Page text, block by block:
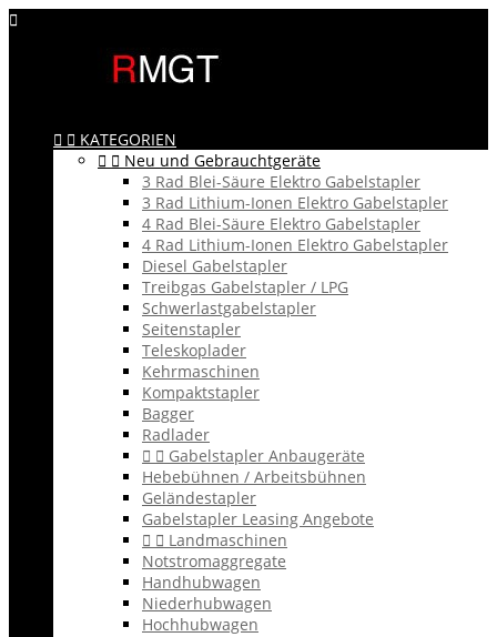

  KATEGORIEN
  Neu und Gebrauchtgeräte
3 Rad Blei-Säure Elektro Gabelstapler
3 Rad Lithium-Ionen Elektro Gabelstapler
4 Rad Blei-Säure Elektro Gabelstapler
4 Rad Lithium-Ionen Elektro Gabelstapler
Diesel Gabelstapler
Treibgas Gabelstapler / LPG
Schwerlastgabelstapler
Seitenstapler
Teleskoplader
Kehrmaschinen
Kompaktstapler
Bagger
Radlader
  Gabelstapler Anbaugeräte
Hebebühnen / Arbeitsbühnen
Geländestapler
Gabelstapler Leasing Angebote
  Landmaschinen
Notstromaggregate
Handhubwagen
Niederhubwagen
Hochhubwagen